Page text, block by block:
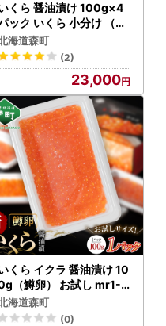
くら 醤油漬け 100g×4
ック いくら 小分け （鱒
） mr1-1262
海道森町
(2)
23,000
くら イクラ 醤油漬け 10
（鱒卵） お試し mr1-1
海道森町
(0)